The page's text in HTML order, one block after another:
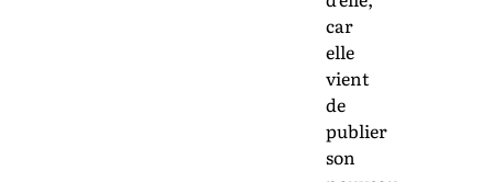
car
elle
vient
de
publier
son